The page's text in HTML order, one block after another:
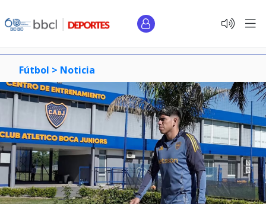
Fútbol > Noticia